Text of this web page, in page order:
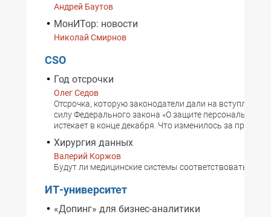
Андрей Баутов
МонИТор: новости
Николай Смирнов
CSO
Год отсрочки
Олег Седов
Отсрочка, которую законодатели дали на вступление
силу Федерального закона «О защите персональных
истекает в конце декабря. Что изменилось за
Хирургия данных
Валерий Коржов
Будут ли медицинские системы соответствовать ФЗ
ИТ-университет
«Допинг» для бизнес-аналитики